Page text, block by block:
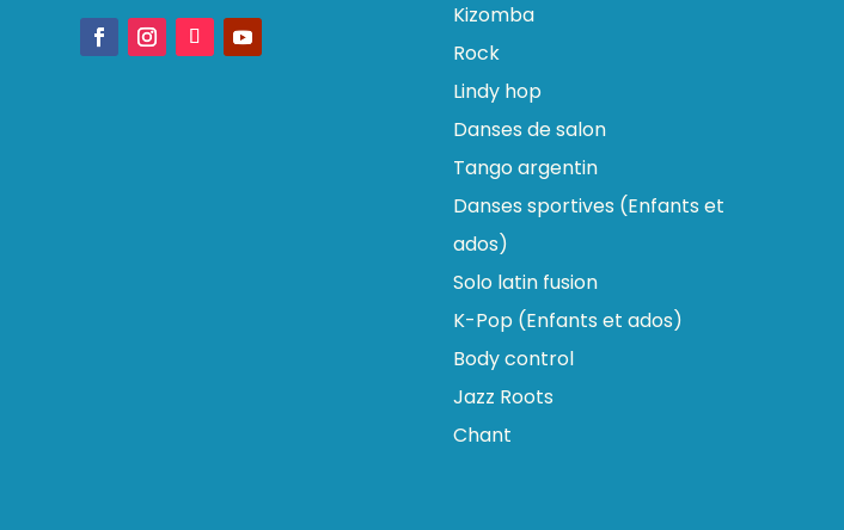
Kizomba
Rock
Lindy hop
Danses de salon
Tango argentin
Danses sportives (Enfants et
ados)
Solo latin fusion
K-Pop (Enfants et ados)
Body control
Jazz Roots
Chant